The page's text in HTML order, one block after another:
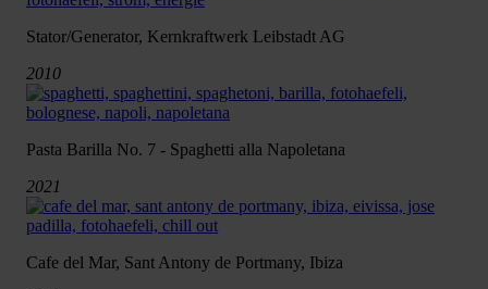
Stator/Generator, Kernkraftwerk Leibstadt AG
2010
Pasta Barilla No. 7 - Spaghetti alla Napoletana
2021
Cafe del Mar, Sant Antony de Portmany, Ibiza